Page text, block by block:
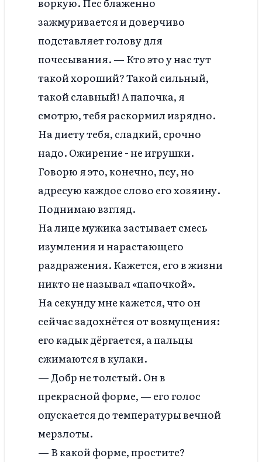
зажмуривается и доверчиво
подставляет голову для
почесывания. — Кто это у нас тут
такой хороший? Такой сильный,
такой славный! А папочка, я
смотрю, тебя раскормил изрядно.
На диету тебя, сладкий, срочно
надо. Ожирение - не игрушки.
Говорю я это, конечно, псу, но
адресую каждое слово его хозяину.
Поднимаю взгляд.
На лице мужика застывает смесь
изумления и нарастающего
раздражения. Кажется, его в жизни
никто не называл «папочкой».
На секунду мне кажется, что он
сейчас задохнётся от возмущения:
его кадык дёргается, а пальцы
сжимаются в кулаки.
— Добр не толстый. Он в
прекрасной форме, — его голос
опускается до температуры вечной
мерзлоты.
— В какой форме, простите?